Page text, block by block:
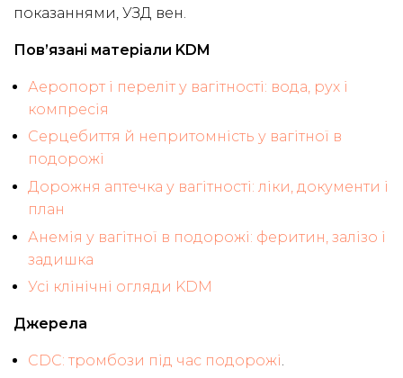
показаннями, УЗД вен.
Пов’язані матеріали KDM
Аеропорт і переліт у вагітності: вода, рух і
компресія
Серцебиття й непритомність у вагітної в
подорожі
Дорожня аптечка у вагітності: ліки, документи і
план
Анемія у вагітної в подорожі: феритин, залізо і
задишка
Усі клінічні огляди KDM
Джерела
CDC: тромбози під час подорожі.